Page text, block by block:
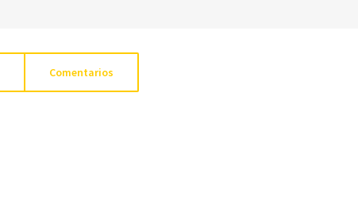
Comentarios